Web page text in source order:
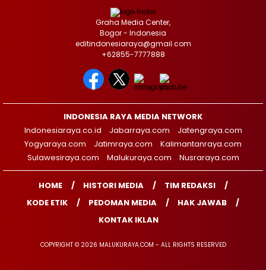
Graha Media Center,
Bogor - Indonesia
editindonesiaraya@gmail.com
+62855-7777888
INDONESIA RAYA MEDIA NETWORK
Indonesiaraya.co.id
Jabarraya.com
Jatengraya.com
Yogyaraya.com
Jatimraya.com
Kalimantanraya.com
Sulawesiraya.com
Malukuraya.com Nusraraya.com
HOME HISTORI MEDIA
TIM REDAKSI
KODE ETIK
PEDOMAN MEDIA
HAK JAWAB
KONTAK IKLAN
COPYRIGHT © 2026 MALUKURAYA.COM - ALL RIGHTS RESERVED